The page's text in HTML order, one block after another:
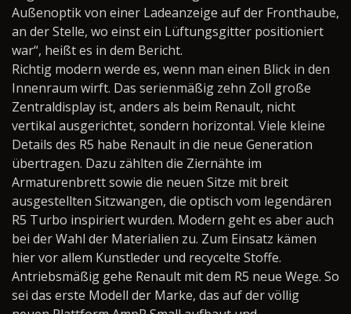
Außenoptik von einer Ladeanzeige auf der Fronthaube,
an der Stelle, wo einst ein Lüftungsgitter positioniert
war“, heißt es in dem Bericht.
Richtig modern werde es, wenn man einen Blick in den
Innenraum wirft. Das serienmäßig zehn Zoll große
Zentraldisplay ist, anders als beim Renault, nicht
vertikal ausgerichtet, sondern horizontal. Viele kleine
Details des R5 habe Renault in die neue Generation
übertragen. Dazu zählten die Ziernähte im
Armaturenbrett sowie die neuen Sitze mit breit
ausgestellten Sitzwangen, die optisch vom legendären
R5 Turbo inspiriert wurden. Modern geht es aber auch
bei der Wahl der Materialien zu. Zum Einsatz kämen
hier vor allem Kunstleder und recycelte Stoffe.
Antriebsmäßig gehe Renault mit dem R5 neue Wege. So
sei das erste Modell der Marke, das auf der völlig